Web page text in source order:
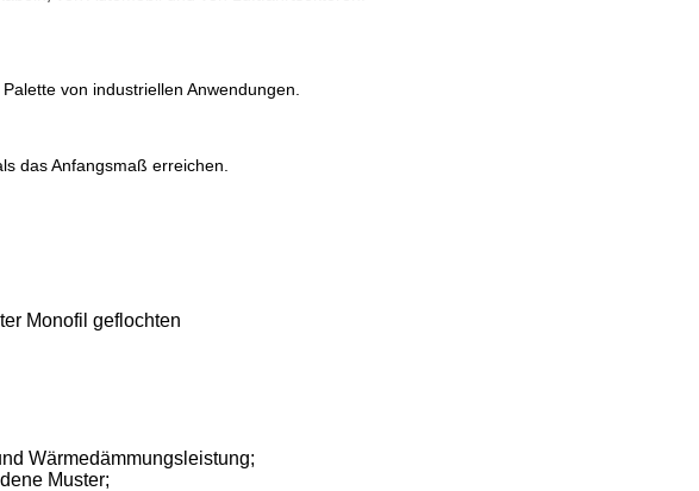
von industriellen Anwendungen.
das Anfangsmaß erreichen.
Monofil geflochten
Wärmedämmungsleistung;
Muster;